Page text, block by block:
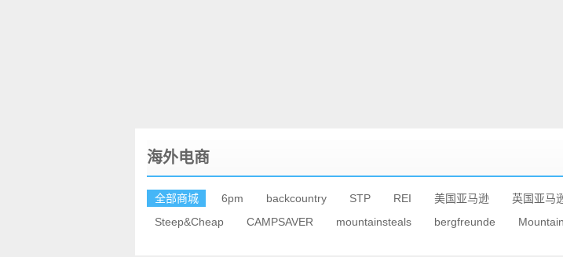
海外电商
全部商城 6pm backcountry STP REI 美国亚马逊 英国亚马
Steep&Cheap
CAMPSAVER mountainsteals bergfreunde